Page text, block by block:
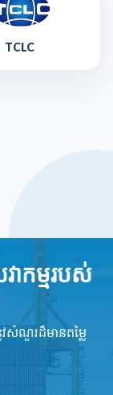
TCLC
ាកម្មរបស់
វ​សំណួរដ៏​មានតម្លៃ